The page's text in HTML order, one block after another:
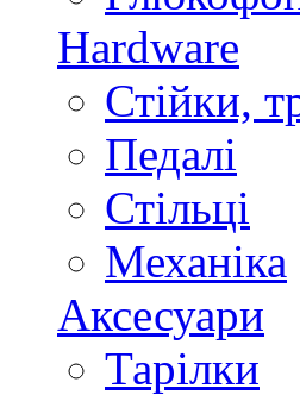
Hardware
Стійки,
Педалі
Стільці
Механіка
Аксесуари
Тарілки